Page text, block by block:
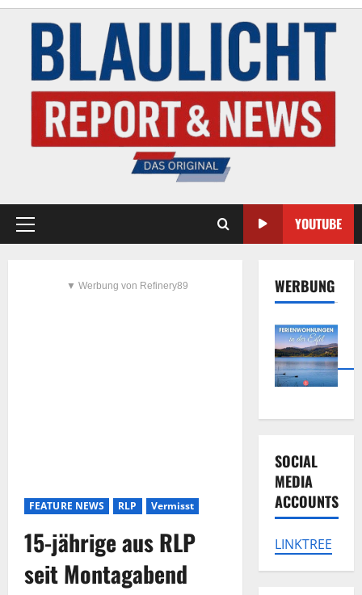
YOUTUBE
▼ Werbung von Refinery89
FEATURE NEWS RLP Vermisst
15-jährige aus RLP
seit Montagabend
WERBUNG
SOCIAL
MEDIA
ACCOUNTS
LINKTREE